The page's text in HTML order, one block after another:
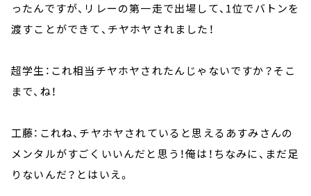
ったんですが、リレーの第一走で出場して、1位でバトンを
渡すことができて、チヤホヤされました！
超学生：これ相当チヤホヤされたんじゃないですか？そこ
まで、ね！
工藤：これね、チヤホヤされていると思えるあすみさんの
メンタルがすごくいいんだと思う！俺は！ちなみに、まだ足
りないんだ？とはいえ。